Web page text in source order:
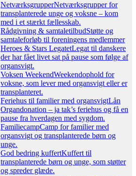
NetværksgrupperNetværksgrupper for
transplanterede unge og voksne – kom
med i et stærkt fællesskab.
Rådgivning & samtaletilbudStøtte og
samtaleforløb til foreningens medlemmer
Heroes & Stars LegatetLegat til danskere
der har fået livet sat på pause som følge af
organsvigt.
Voksen WeekendWeekendophold for
voksne, som lever med organsvigt eller er
transplanteret.
Feriehus til familier med organsvigtLån
Organdonation – ja tak’s feriehus og få en
pause fra hverdagen med sygdom.
FamiliecampCamp for familier med
organsvigt og transplanterede børn og
unge.
God bedring kuffertKuffert til
transplanterede børn og unge, som støtter
og spreder glæde.